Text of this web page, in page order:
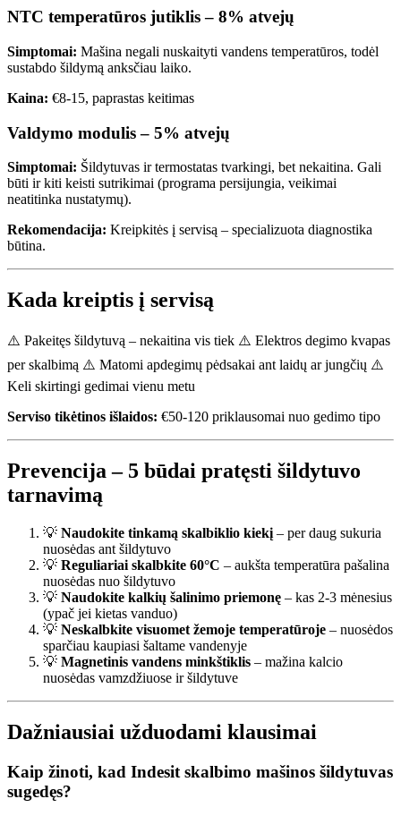
NTC temperatūros jutiklis – 8% atvejų
Simptomai: Mašina negali nuskaityti vandens temperatūros, todėl
sustabdo šildymą anksčiau laiko.
Kaina: €8-15, paprastas keitimas
Valdymo modulis – 5% atvejų
Simptomai: Šildytuvas ir termostatas tvarkingi, bet nekaitina. Gali
būti ir kiti keisti sutrikimai (programa persijungia, veikimai
neatitinka nustatymų).
Rekomendacija: Kreipkitės į servisą – specializuota diagnostika
būtina.
Kada kreiptis į servisą
⚠️ Pakeitęs šildytuvą – nekaitina vis tiek ⚠️ Elektros degimo kvapas
per skalbimą ⚠️ Matomi apdegimų pėdsakai ant laidų ar jungčių ⚠️
Keli skirtingi gedimai vienu metu
Serviso tikėtinos išlaidos: €50-120 priklausomai nuo gedimo tipo
Prevencija – 5 būdai pratęsti šildytuvo
tarnavimą
💡 Naudokite tinkamą skalbiklio kiekį – per daug sukuria
nuosėdas ant šildytuvo
💡 Reguliariai skalbkite 60°C – aukšta temperatūra pašalina
nuosėdas nuo šildytuvo
💡 Naudokite kalkių šalinimo priemonę – kas 2-3 mėnesius
(ypač jei kietas vanduo)
💡 Neskalbkite visuomet žemoje temperatūroje – nuosėdos
sparčiau kaupiasi šaltame vandenyje
💡 Magnetinis vandens minkštiklis – mažina kalcio
nuosėdas vamzdžiuose ir šildytuve
Dažniausiai užduodami klausimai
Kaip žinoti, kad Indesit skalbimo mašinos šildytuvas
sugedęs?